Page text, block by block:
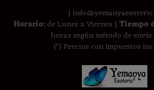
|
Horario:de Lunes a Viernes | Tiempo
horas según método de
(*) Precios con Impuestos